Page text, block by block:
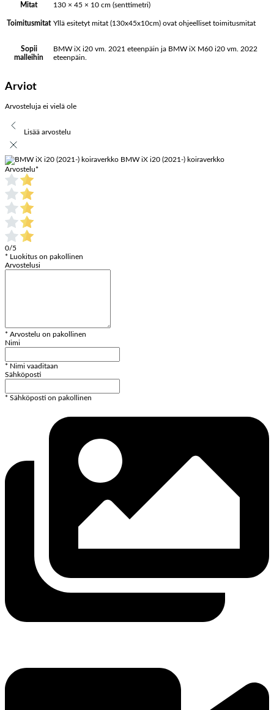
Mitat
130 × 45 × 10 cm (senttimetri)
Toimitusmitat Yllä esitetyt mitat (130x45x10cm) ovat ohjeelliset toimitusmitat
Sopii
malleihin
BMW iX i20 vm. 2021 eteenpäin ja BMW iX M60 i20 vm. 2022
eteenpäin.
Arviot
Arvosteluja ei vielä ole
Lisää arvostelu
BMW iX i20 (2021-) koiraverkko
Arvostelu*
0/5
* Luokitus on pakollinen
Arvostelusi
* Arvostelu on pakollinen
Nimi
* Nimi vaaditaan
Sähköposti
* Sähköposti on pakollinen